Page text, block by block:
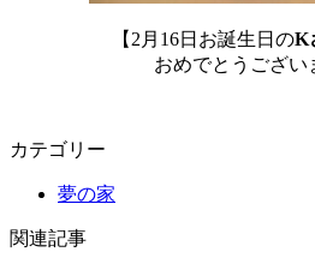
【2月16日お誕生日のK
おめでとうござい
カテゴリー
夢の家
関連記事